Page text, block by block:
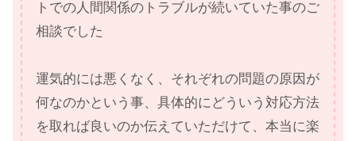
トでの人間関係のトラブルが続いていた事のご
相談でした
運気的には悪くなく、それぞれの問題の原因が
何なのかという事、具体的にどういう対応方法
を取れば良いのか伝えていただけて、本当に楽